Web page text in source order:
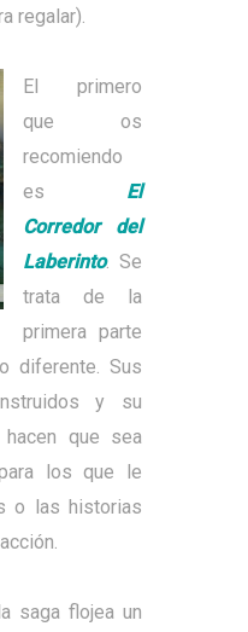
regalar).
El primero
que os
recomiendo
es El
Corredor del
Laberinto. Se
trata de la
primera parte
diferente. Sus
y su
hacen que sea
los que le
o las historias
saga flojea un